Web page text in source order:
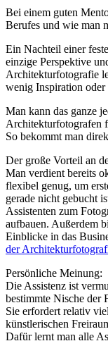
Bei einem guten
Berufes und wie man
Ein Nachteil einer
einzige Perspektive
Architekturfotografie
wenig Inspiration
Man kann das ganze
Architekturfotografen
So bekommt man
Der große Vorteil an
Man verdient bereits
flexibel genug, um
gerade nicht gebucht
Assistenten zum
aufbauen. Außerdem
Einblicke in das
der
‍Persönliche Meinung:
Die Assistenz ist
bestimmte Nische der
Sie erfordert relativ
künstlerischen
Dafür lernt man alle